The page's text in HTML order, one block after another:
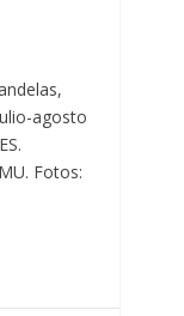
agosto
Fotos: